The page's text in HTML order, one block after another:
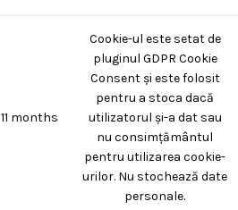
11 months
Cookie-ul este setat de
pluginul GDPR Cookie
Consent și este folosit
pentru a stoca dacă
utilizatorul și-a dat sau
nu consimțământul
pentru utilizarea cookie-
urilor. Nu stochează date
personale.